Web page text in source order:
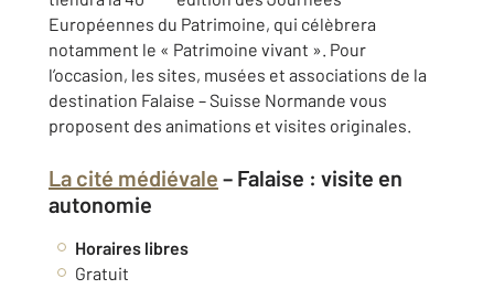
Européennes du Patrimoine, qui célèbrera
notamment le « Patrimoine vivant ». Pour
l’occasion, les sites, musées et associations de la
destination Falaise – Suisse Normande vous
proposent des animations et visites originales.
La cité médiévale – Falaise : visite en
autonomie
Horaires libres
Gratuit